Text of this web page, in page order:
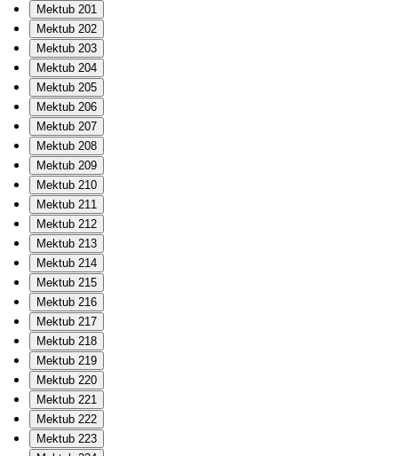
Mektub 201
Mektub 202
Mektub 203
Mektub 204
Mektub 205
Mektub 206
Mektub 207
Mektub 208
Mektub 209
Mektub 210
Mektub 211
Mektub 212
Mektub 213
Mektub 214
Mektub 215
Mektub 216
Mektub 217
Mektub 218
Mektub 219
Mektub 220
Mektub 221
Mektub 222
Mektub 223